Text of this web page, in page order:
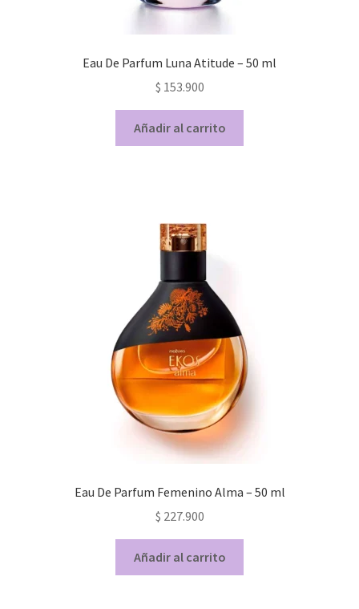
Eau De Parfum Luna Atitude – 50 ml
$ 153.900
Añadir al carrito
Eau De Parfum Femenino Alma – 50 ml
$ 227.900
Añadir al carrito